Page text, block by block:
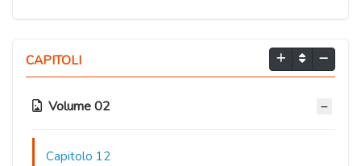
CAPITOLI
Volume 02
Capitolo 12